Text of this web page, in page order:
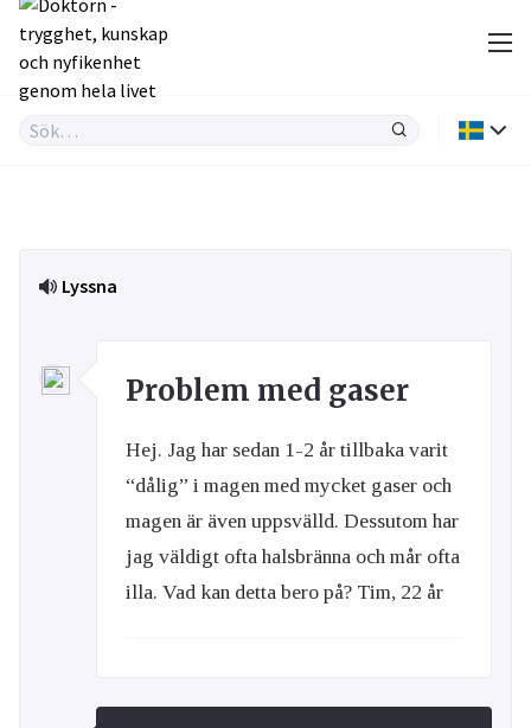
Lyssna
Problem med gaser
Hej. Jag har sedan 1-2 år tillbaka varit
“dålig” i magen med mycket gaser och
magen är även uppsvälld. Dessutom har
jag väldigt ofta halsbränna och mår ofta
illa. Vad kan detta bero på? Tim, 22 år